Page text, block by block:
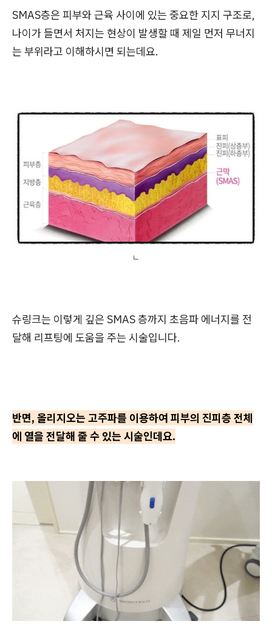
SMAS층은 피부와 근육 사이에 있는 중요한 지지 구조로,
나이가 들면서 처지는 현상이 발생할 때 제일 먼저 무너지
는 부위라고 이해하시면 되는데요.
ㄴ
슈링크는 이렇게 깊은 SMAS 층까지 초음파 에너지를 전
달해 리프팅에 도움을 주는 시술입니다.
반면, 올리지오는 고주파를 이용하여 피부의 진피층 전체
에 열을 전달해 줄 수 있는 시술인데요.